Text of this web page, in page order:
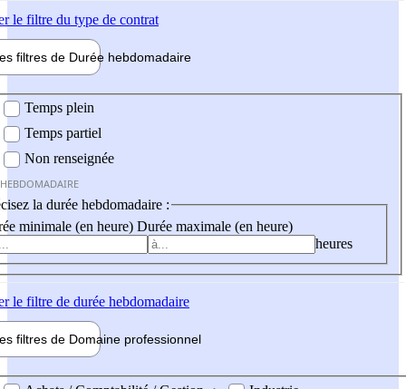
le filtre du type de contrat
filtres de Durée hebdomadaire
Temps plein
Temps partiel
Non renseignée
la durée hebdomadaire :
minimale (en heure) Durée maximale (en heure)
heures
le filtre de durée hebdomadaire
filtres de Domaine professionnel